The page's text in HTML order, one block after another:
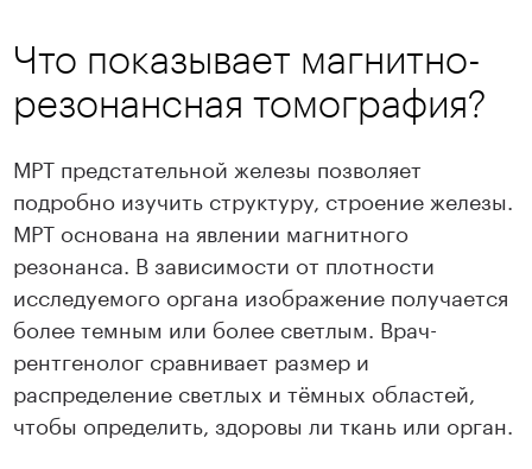
Что показывает магнитно-
резонансная томография?
МРТ предстательной железы позволяет
подробно изучить структуру, строение железы.
МРТ основана на явлении магнитного
резонанса. В зависимости от плотности
исследуемого органа изображение получается
более темным или более светлым. Врач-
рентгенолог сравнивает размер и
распределение светлых и тёмных областей,
чтобы определить, здоровы ли ткань или орган.